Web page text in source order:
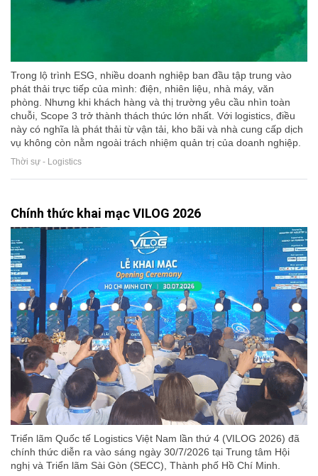
Trong lộ trình ESG, nhiều doanh nghiệp ban đầu tập trung vào
phát thải trực tiếp của mình: điện, nhiên liệu, nhà máy, văn
phòng. Nhưng khi khách hàng và thị trường yêu cầu nhìn toàn
chuỗi, Scope 3 trở thành thách thức lớn nhất. Với logistics, điều
này có nghĩa là phát thải từ vận tải, kho bãi và nhà cung cấp dịch
vụ không còn nằm ngoài trách nhiệm quản trị của doanh nghiệp.
Thời sự - Logistics
Chính thức khai mạc VILOG 2026
Triển lãm Quốc tế Logistics Việt Nam lần thứ 4 (VILOG 2026) đã
chính thức diễn ra vào sáng ngày 30/7/2026 tại Trung tâm Hội
nghị và Triển lãm Sài Gòn (SECC), Thành phố Hồ Chí Minh.